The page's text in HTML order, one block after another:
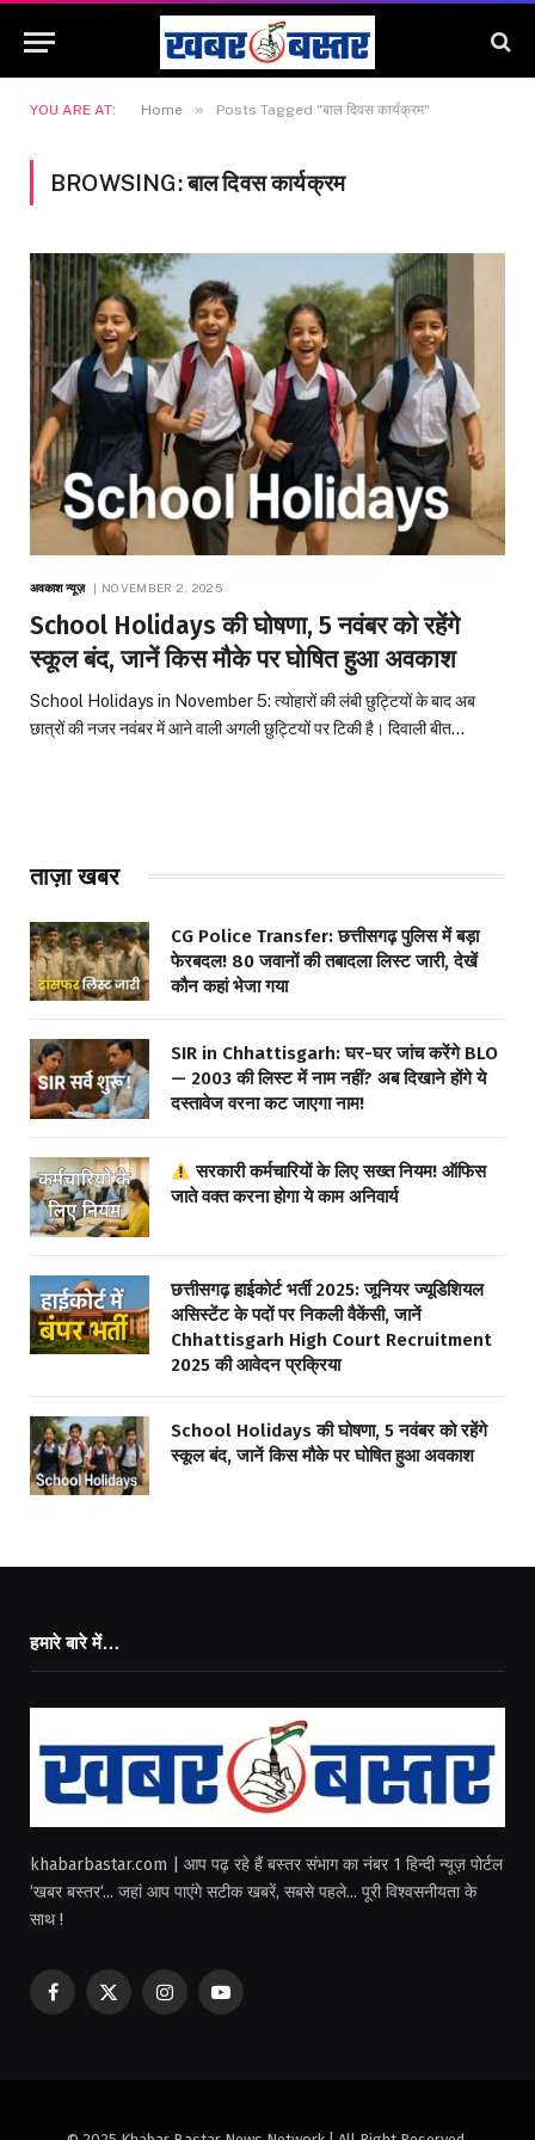
YOU ARE AT: Home » Posts Tagged "बाल दिवस कार्यक्रम"
BROWSING:बाल दिवस कार्यक्रम
अवकाश न्यूज़ NOVEMBER 2, 2025
School Holidays की घोषणा, 5 नवंबर को रहेंगे
स्कूल बंद, जानें किस मौके पर घोषित हुआ अवकाश
School Holidays in November 5: त्योहारों की लंबी छुट्टियों के बाद अब
छात्रों की नजर नवंबर में आने वाली अगली छुट्टियों पर टिकी है। दिवाली बीत…
ताज़ा खबर
CG Police Transfer: छत्तीसगढ़ पुलिस में बड़ा
फेरबदल! 80 जवानों की तबादला लिस्ट जारी, देखें
कौन कहां भेजा गया
SIR in Chhattisgarh: घर-घर जांच करेंगे BLO
— 2003 की लिस्ट में नाम नहीं? अब दिखाने होंगे ये
दस्तावेज वरना कट जाएगा नाम!
सरकारी कर्मचारियों के लिए सख्त नियम! ऑफिस
जाते वक्त करना होगा ये काम अनिवार्य
छत्तीसगढ़ हाईकोर्ट भर्ती 2025: जूनियर ज्यूडिशियल
असिस्टेंट के पदों पर निकली वैकेंसी, जानें
Chhattisgarh High Court Recruitment
2025 की आवेदन प्रक्रिया
School Holidays की घोषणा, 5 नवंबर को रहेंगे
स्कूल बंद, जानें किस मौके पर घोषित हुआ अवकाश
हमारे बारे में…
khabarbastar.com | आप पढ़ रहे हैं बस्तर संभाग का नंबर 1 हिन्दी न्यूज़ पोर्टल
‘खबर बस्तर‘... जहां आप पाएंगे सटीक खबरें, सबसे पहले... पूरी विश्वसनीयता के
साथ !
Facebook
X
InstagramYouTube